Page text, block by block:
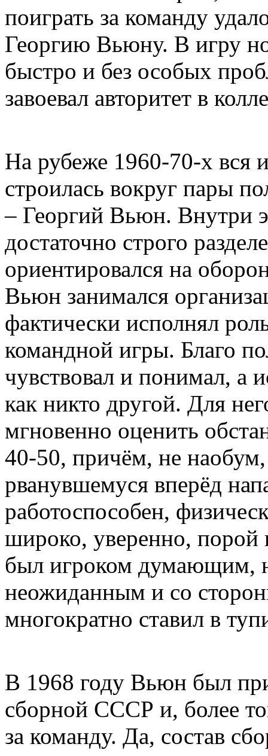
поиграть за команду
Георгию Вьюну. В игру
быстро и без особых
завоевал авторитет в
На рубеже 1960-70-х вся
строилась вокруг пары
– Георгий Вьюн. Внутри
достаточно строго
ориентировался на
Вьюн занимался
фактически исполнял
командной игры. Благо
чувствовал и понимал, а
как никто другой. Для
мгновенно оценить
40-50, причём, не наобум,
рванувшемуся вперёд
работоспособен,
широко, уверенно, порой
был игроком думающим,
неожиданным и со
многократно ставил в
В 1968 году Вьюн был
сборной СССР и, более
за команду. Да, состав